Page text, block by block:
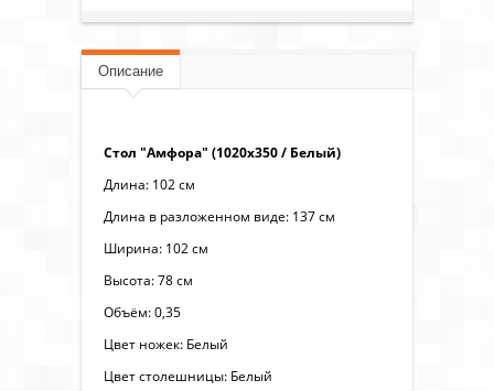
Описание
Стол "Амфора" (1020х350 / Белый)
Длина: 102 см
Длина в разложенном виде: 137 см
Ширина: 102 см
Высота: 78 см
Объём: 0,35
Цвет ножек: Белый
Цвет столешницы: Белый